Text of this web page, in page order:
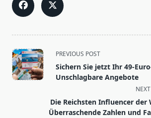
<span
class="nav-
subtitle
text">Page</span>
PREVIOUS POST
Sichern Sie jetzt Ihr 49-
Unschlagbare Angebote
Die Reichsten Influencer der
Überraschende Zahlen und